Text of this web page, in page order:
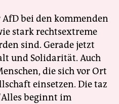
bei den kommenden
stark rechtsextreme
sind. Gerade jetzt
und Solidarität. Auch
die sich vor Ort
einsetzen. Die taz
beginnt im